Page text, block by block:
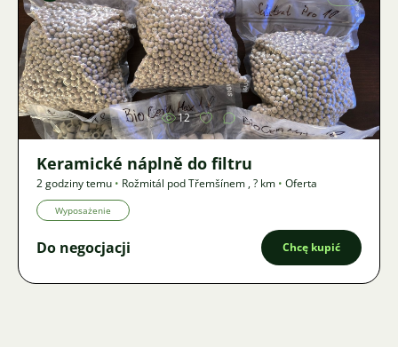
Zdjęcie
12
Keramické náplně do filtru
2 godziny temu • Rožmitál pod Třemšínem ,? km • Oferta
Wyposażenie
Do negocjacji Chcę kupić